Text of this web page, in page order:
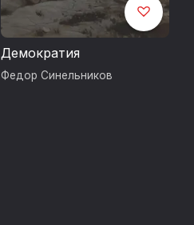
Демократия
Федор Синельников